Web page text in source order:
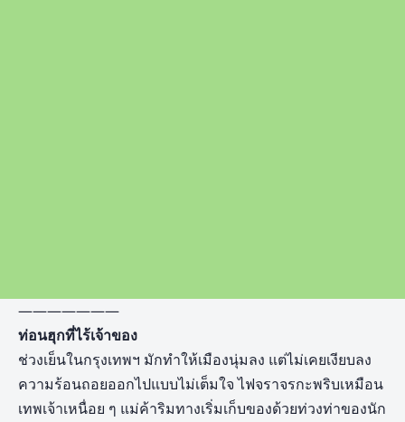
———————
ท่อนฮุกที่ไร้เจ้าของ
ช่วงเย็นในกรุงเทพฯ มักทำให้เมืองนุ่มลง แต่ไม่เคยเงียบลง
ความร้อนถอยออกไปแบบไม่เต็มใจ ไฟจราจรกะพริบเหมือน
เทพเจ้าเหนื่อย ๆ แม่ค้าริมทางเริ่มเก็บของด้วยท่วงท่าของนัก